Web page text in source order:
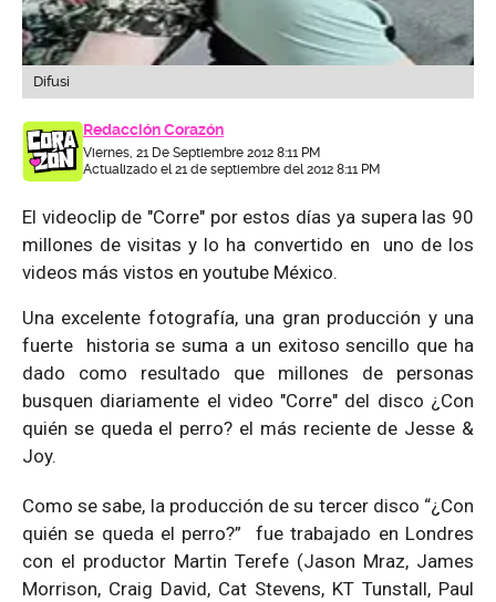
Difusi
Redacción Corazón
Viernes, 21 De Septiembre 2012 8:11 PM
Actualizado el 21 de septiembre del 2012 8:11 PM
El videoclip de "Corre" por estos días ya supera las 90
millones de visitas y lo ha convertido en uno de los
videos más vistos en youtube México.
Una excelente fotografía, una gran producción y una
fuerte historia se suma a un exitoso sencillo que ha
dado como resultado que millones de personas
busquen diariamente el video "Corre" del disco ¿Con
quién se queda el perro? el más reciente de Jesse &
Joy.
Como se sabe, la producción de su tercer disco “¿Con
quién se queda el perro?” fue trabajado en Londres
con el productor Martin Terefe (Jason Mraz, James
Morrison, Craig David, Cat Stevens, KT Tunstall, Paul